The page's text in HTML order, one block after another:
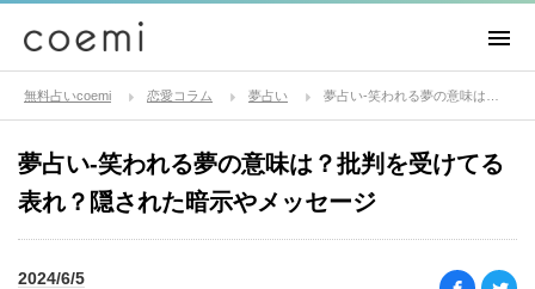
無料占いcoemi 恋愛コラム 夢占い
夢占い-笑われる夢の意味は？批判を受けてる
表れ？隠された暗示やメッセージ
2024/6/5